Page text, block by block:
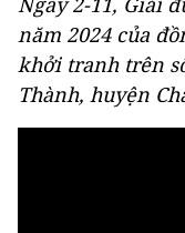
năm 2024 của
khởi tranh trên
Thành, huyện